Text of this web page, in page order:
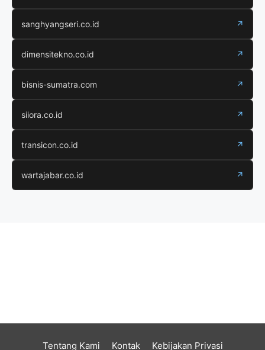
sanghyangseri.co.id ↗
dimensitekno.co.id ↗
bisnis-sumatra.com ↗
siiora.co.id ↗
transicon.co.id ↗
wartajabar.co.id ↗
Tentang Kami Kontak Kebijakan Privasi